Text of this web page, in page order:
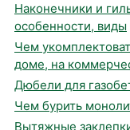
Наконечники и
особенности, виды
Чем
доме, на
Дюбели для
Чем бурить
Вытяжные